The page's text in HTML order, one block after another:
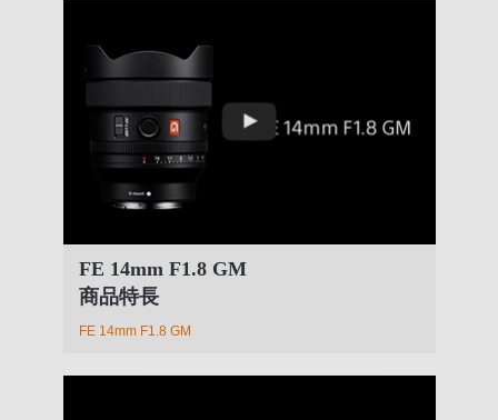
FE 14mm F1.8 GM
商品特長
FE 14mm F1.8 GM